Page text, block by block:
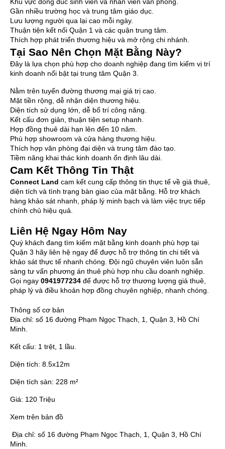
Khu vực đông đúc sinh viên và nhân viên văn phòng.
Gần nhiều trường học và trung tâm giáo dục.
Lưu lượng người qua lại cao mỗi ngày.
Thuận tiện kết nối Quận 1 và các quận trung tâm.
Thích hợp phát triển thương hiệu và mở rộng chi nhánh.
Tại Sao Nên Chọn Mặt Bằng Này?
Đây là lựa chọn phù hợp cho doanh nghiệp đang tìm kiếm vị trí
kinh doanh nổi bật tại trung tâm Quận 3.
Nằm trên tuyến đường thương mại giá trị cao.
Mặt tiền rộng, dễ nhận diện thương hiệu.
Diện tích sử dụng lớn, dễ bố trí công năng.
Kết cấu đơn giản, thuận tiện setup nhanh.
Hợp đồng thuê dài hạn lên đến 10 năm.
Phù hợp showroom và cửa hàng thương hiệu.
Thích hợp văn phòng đại diện và trung tâm đào tạo.
Tiềm năng khai thác kinh doanh ổn định lâu dài.
Cam Kết Thông Tin Thật
Connect Land cam kết cung cấp thông tin thực tế về giá thuê,
diện tích và tình trạng bàn giao của mặt bằng. Hỗ trợ khách
hàng khảo sát nhanh, pháp lý minh bạch và làm việc trực tiếp
chính chủ hiệu quả.
Liên Hệ Ngay Hôm Nay
Quý khách đang tìm kiếm mặt bằng kinh doanh phù hợp tại
Quận 3 hãy liên hệ ngay để được hỗ trợ thông tin chi tiết và
khảo sát thực tế nhanh chóng. Đội ngũ chuyên viên luôn sẵn
sàng tư vấn phương án thuê phù hợp nhu cầu doanh nghiệp.
Gọi ngay 0941977234 để được hỗ trợ thương lượng giá thuê,
pháp lý và điều khoản hợp đồng chuyên nghiệp, nhanh chóng.
Thông số cơ bản
Địa chỉ: số 16 đường Phạm Ngọc Thạch, 1, Quận 3, Hồ Chí
Minh.
Kết cấu: 1 trệt, 1 lầu.
Diện tích: 8.5x12m
Diện tích sàn: 228 m²
Giá: 120 Triệu
Xem trên bản đồ
Địa chỉ: số 16 đường Phạm Ngọc Thạch, 1, Quận 3, Hồ Chí
Minh.